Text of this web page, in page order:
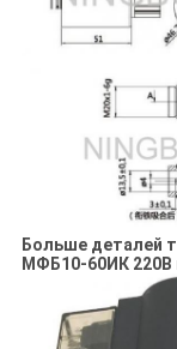
Больше деталей
МФБ10-60ИК 220В